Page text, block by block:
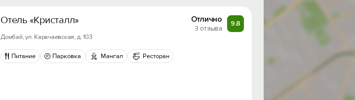
Отель «Кристалл» Отлично
3 отзыва
9.8
Домбай, ул. Карачаевская, д. 103
Питание Парковка Мангал Ресторан